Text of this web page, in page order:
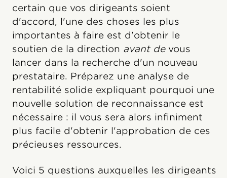
certain que vos dirigeants soient
d'accord, l'une des choses les plus
importantes à faire est d'obtenir le
soutien de la direction avant devous
lancer dans la recherche d'un nouveau
prestataire. Préparez une analyse de
rentabilité solide expliquant pourquoi une
nouvelle solution de reconnaissance est
nécessaire : il vous sera alors infiniment
plus facile d'obtenir l'approbation de ces
précieuses ressources.
Voici 5 questions auxquelles les dirigeants